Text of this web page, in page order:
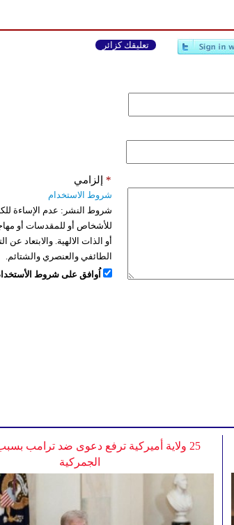
تعليقك كزائر
إلزامي *
شروط الاستخدام
شروط النشر: عدم الإساءة
للأشخاص أو للمقدسات أو
أو الذات الالهية. والابتعاد عن
الطائفي والعنصري والشتائم.
اُوافق على شروط
25 ولاية أميركية ترفع دعوى ضد ترامب
الجمركية